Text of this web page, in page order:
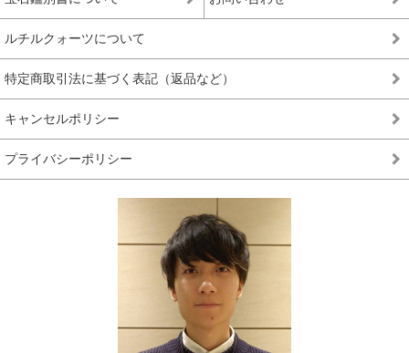
ルチルクォーツについて
特定商取引法に基づく表記（返品など）
キャンセルポリシー
プライバシーポリシー